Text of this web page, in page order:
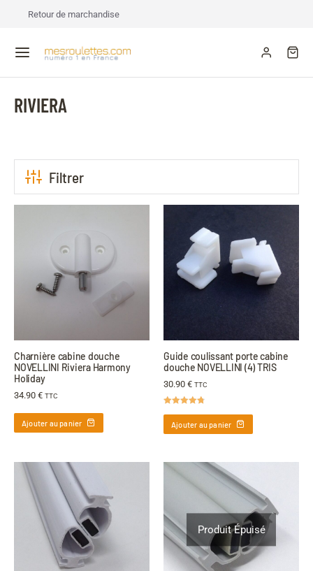
Retour de marchandise
RIVIERA
Filtrer
Charnière cabine douche
NOVELLINI Riviera Harmony
Holiday
34.90 € TTC
Ajouter au panier
Guide coulissant porte cabine
douche NOVELLINI (4) TRIS
30.90 € TTC
Ajouter au panier
Produit Épuisé